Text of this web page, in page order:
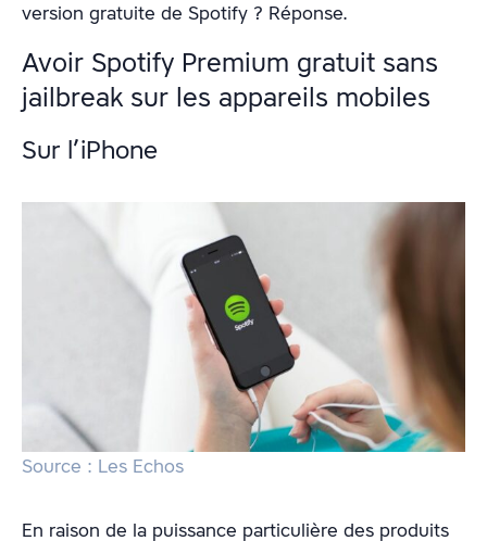
version gratuite de Spotify ? Réponse.
Avoir Spotify Premium gratuit sans
jailbreak sur les appareils mobiles
Sur l’iPhone
Source : Les Echos
En raison de la puissance particulière des produits